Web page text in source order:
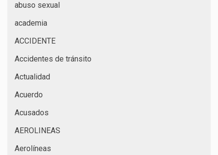
abuso sexual
academia
ACCIDENTE
Accidentes de tránsito
Actualidad
Acuerdo
Acusados
AEROLINEAS
Aerolíneas